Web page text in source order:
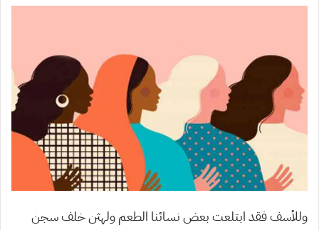
وللأسف فقد ابتلعت بعض نسائنا الطعم ولهثن خلف سجن